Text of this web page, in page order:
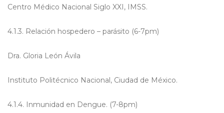
Centro Médico Nacional Siglo XXI, IMSS.
4.1.3. Relación hospedero – parásito (6-7pm)
Dra. Gloria León Ávila
Instituto Politécnico Nacional, Ciudad de México.
4.1.4. Inmunidad en Dengue. (7-8pm)